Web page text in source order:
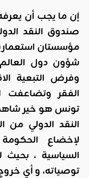
إن ما يجب أن
صندوق النقد
مؤسستان
شؤون دول العالم
وفرض التبعية
الفقر وتضاعفت
تونس هو خير
النقد الدولي من
لإخضاع
السياسية ،
توصياته، و أي